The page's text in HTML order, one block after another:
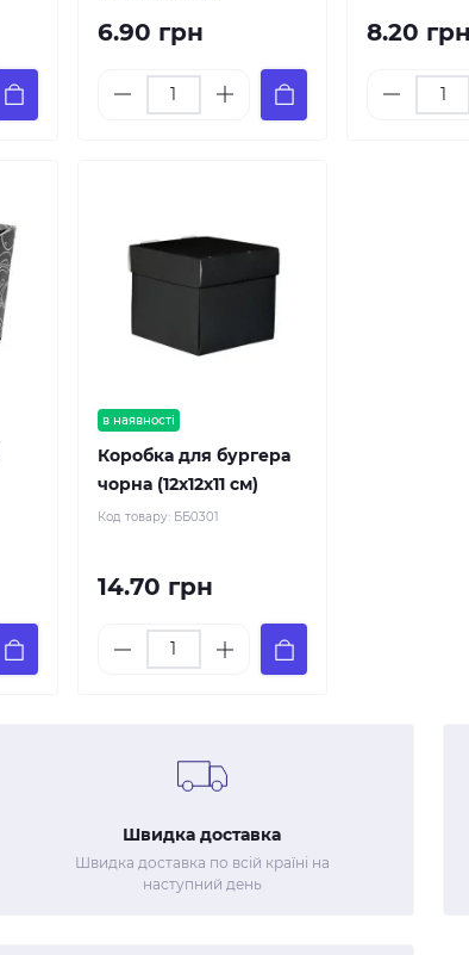
6.90 грн 8.20
в наявності
Коробка для бургера
чорна (12х12х11 см)
Код товару: ББ0301
14.70 грн
Швидка доставка
Швидка доставка по всій країні на
наступний день